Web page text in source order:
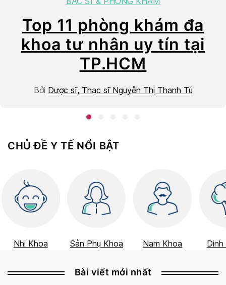
Top 11 phòng khám đa
khoa tư nhân uy tín tại
TP.HCM
Bởi Dược sĩ, Thạc sĩ Nguyễn Thị Thanh Tú
CHỦ ĐỀ Y TẾ NỔI BẬT
Nhi Khoa Sản Phụ Khoa Nam Khoa Dinh
Bài viết mới nhất